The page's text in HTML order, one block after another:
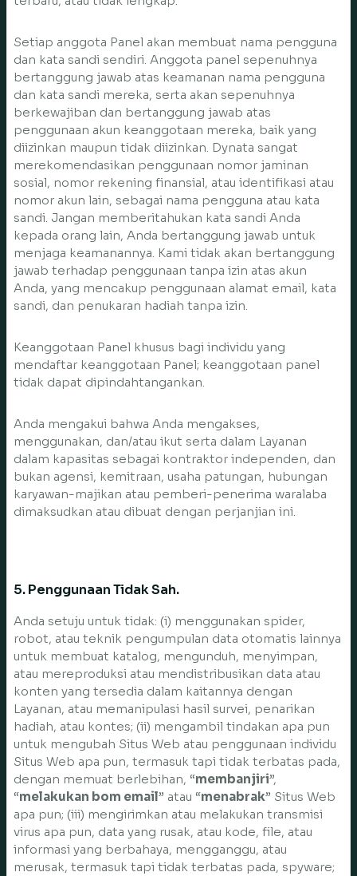
Setiap anggota Panel akan membuat nama pengguna
dan kata sandi sendiri. Anggota panel sepenuhnya
bertanggung jawab atas keamanan nama pengguna
dan kata sandi mereka, serta akan sepenuhnya
berkewajiban dan bertanggung jawab atas
penggunaan akun keanggotaan mereka, baik yang
diizinkan maupun tidak diizinkan. Dynata sangat
merekomendasikan penggunaan nomor jaminan
sosial, nomor rekening finansial, atau identifikasi atau
nomor akun lain, sebagai nama pengguna atau kata
sandi. Jangan memberitahukan kata sandi Anda
kepada orang lain, Anda bertanggung jawab untuk
menjaga keamanannya. Kami tidak akan bertanggung
jawab terhadap penggunaan tanpa izin atas akun
Anda, yang mencakup penggunaan alamat email, kata
sandi, dan penukaran hadiah tanpa izin.
Keanggotaan Panel khusus bagi individu yang
mendaftar keanggotaan Panel; keanggotaan panel
tidak dapat dipindahtangankan.
Anda mengakui bahwa Anda mengakses,
menggunakan, dan/atau ikut serta dalam Layanan
dalam kapasitas sebagai kontraktor independen, dan
bukan agensi, kemitraan, usaha patungan, hubungan
karyawan-majikan atau pemberi-penerima waralaba
dimaksudkan atau dibuat dengan perjanjian ini.
5. Penggunaan Tidak Sah.
Anda setuju untuk tidak: (i) menggunakan spider,
robot, atau teknik pengumpulan data otomatis lainnya
untuk membuat katalog, mengunduh, menyimpan,
atau mereproduksi atau mendistribusikan data atau
konten yang tersedia dalam kaitannya dengan
Layanan, atau memanipulasi hasil survei, penarikan
hadiah, atau kontes; (ii) mengambil tindakan apa pun
untuk mengubah Situs Web atau penggunaan individu
Situs Web apa pun, termasuk tapi tidak terbatas pada,
dengan memuat berlebihan, “membanjiri”,
“melakukan bom email” atau “menabrak” Situs Web
apa pun; (iii) mengirimkan atau melakukan transmisi
virus apa pun, data yang rusak, atau kode, file, atau
informasi yang berbahaya, mengganggu, atau
merusak, termasuk tapi tidak terbatas pada, spyware;